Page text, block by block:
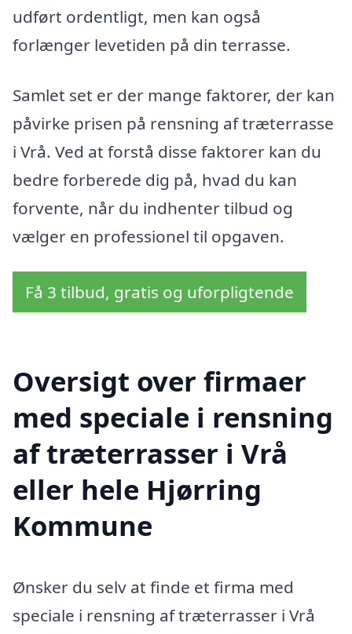
udført ordentligt, men kan også
forlænger levetiden på din terrasse.
Samlet set er der mange faktorer, der kan
påvirke prisen på rensning af træterrasse
i Vrå. Ved at forstå disse faktorer kan du
bedre forberede dig på, hvad du kan
forvente, når du indhenter tilbud og
vælger en professionel til opgaven.
Få 3 tilbud, gratis og uforpligtende
Oversigt over firmaer
med speciale i rensning
af træterrasser i Vrå
eller hele Hjørring
Kommune
Ønsker du selv at finde et firma med
speciale i rensning af træterrasser i Vrå